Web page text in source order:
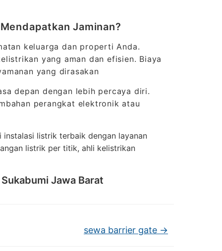
Jaminan?
keluarga dan properti Anda.
yang aman dan efisien. Biaya
yang dirasakan
depan dengan lebih percaya diri.
perangkat elektronik atau
instalasi listrik terbaik dengan layanan
listrik per titik, ahli kelistrikan
Jawa Barat
sewa barrier gate →